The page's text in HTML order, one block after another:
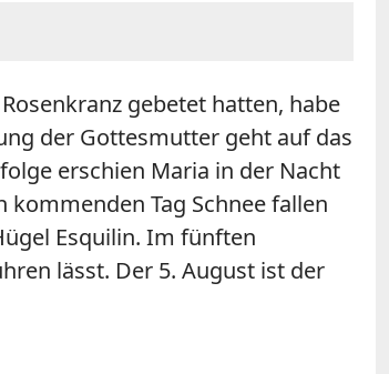
gebetet hatten, habe
der Gottesmutter geht auf das
erschien Maria in der Nacht
Tag Schnee fallen
Esquilin. Im fünften
lässt. Der 5. August ist der